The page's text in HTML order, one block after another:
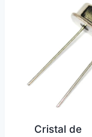
Cristal de